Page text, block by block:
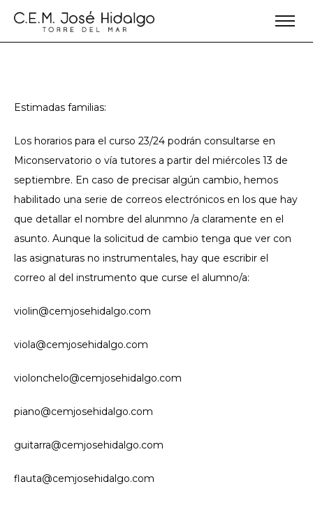
Estimadas familias:
Los horarios para el curso 23/24 podrán consultarse en
Miconservatorio o vía tutores a partir del miércoles 13 de
septiembre. En caso de precisar algún cambio, hemos
habilitado una serie de correos electrónicos en los que hay
que detallar el nombre del alunmno /a claramente en el
asunto. Aunque la solicitud de cambio tenga que ver con
las asignaturas no instrumentales, hay que escribir el
correo al del instrumento que curse el alumno/a:
violin@cemjosehidalgo.com
viola@cemjosehidalgo.com
violonchelo@cemjosehidalgo.com
piano@cemjosehidalgo.com
guitarra@cemjosehidalgo.com
flauta@cemjosehidalgo.com